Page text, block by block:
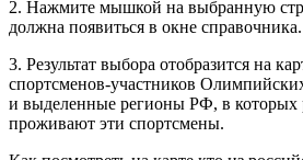
2. Нажмите мышкой на выбранную
должна появиться в окне справочника.
3. Результат выбора отобразится на
спортсменов-участников
и выделенные регионы РФ, в которых
проживают эти спортсмены.